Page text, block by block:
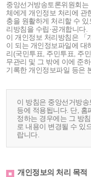
중앙선거방송토론위원회
체에게 개인정보 처리에 관
충을 원활하게 처리할 수
리방침을 수립·공개합니다.
이 개인정보 처리방침은 「
이 되는 개인정보파일에 대
리(국민투표, 주민투표, 주
무관리 및 그 밖에 이에 준
기록한 개인정보파일 등은
이 방침은 중앙선거방
등에 적용됩니다. 단, 홈
정하는 경우에는 그 방
로 내용이 변경될 수 있
랍니다.
개인정보의 처리 목적